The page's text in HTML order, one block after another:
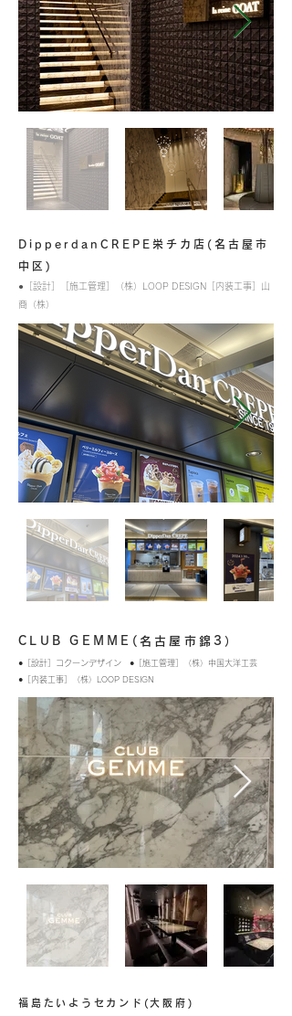
DipperdanCREPE栄チカ店(名古屋市
中区)
●［設計］［施工管理］（株）LOOP DESIGN［内装工事］山
商 （株）
CLUB GEMME(名古屋市錦3）
●［設計］コクーンデザイン ●［施工管理］（株）中国大洋工芸
●［内装工事］（株）LOOP DESIGN
福島たいようセカンド(大阪府)